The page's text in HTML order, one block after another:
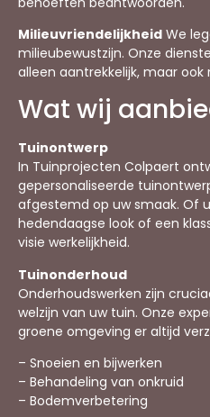
Milieuvriendelijkheid We
milieubewustzijn. Onze
alleen aantrekkelijk, maar ook
Wat wij
Tuinontwerp
In Tuinprojecten Colpaert
gepersonaliseerde
afgestemd op uw smaak. Of
hedendaagse look of een
visie werkelijkheid.
Tuinonderhoud
Onderhoudswerken zijn
welzijn van uw tuin. Onze
groene omgeving er altijd
– Snoeien en bijwerken
– Behandeling van onkruid
– Bodemverbetering